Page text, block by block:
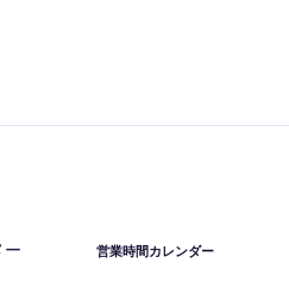
ー
営業時間カレンダー